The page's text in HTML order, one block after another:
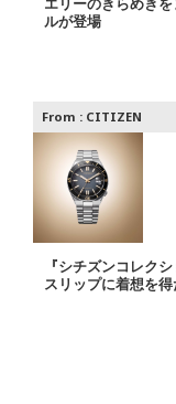
ルが登場
From : CITIZEN
『シチズンコレク
スリップに着想を